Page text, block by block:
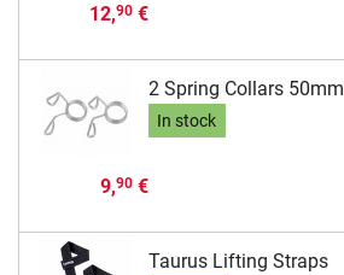
12,90€
2 Spring Collars 50mm
In stock
9,90€
Taurus Lifting Straps